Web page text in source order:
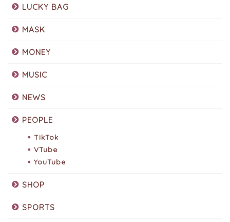
LUCKY BAG
MASK
MONEY
MUSIC
NEWS
PEOPLE
TikTok
VTube
YouTube
SHOP
SPORTS